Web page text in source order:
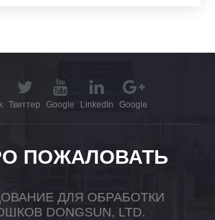
Твиттер Google LinkedIn Google
ПОЖАЛОВАТЬ
ДЛЯ ОБРАБОТКИ
DONGSUN, LTD.